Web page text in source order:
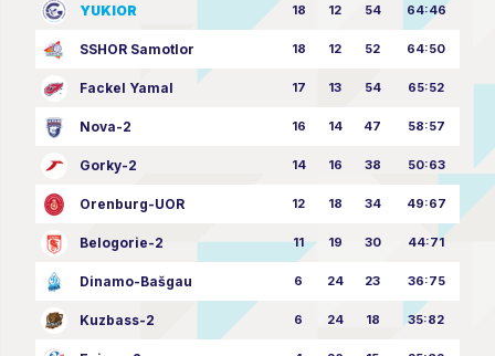
YUKIOR 18 12 54 64:46
SSHOR Samotlor 18 12 52 64:50
Fackel Yamal 17 13 54 65:52
Nova-2 16 14 47 58:57
Gorky-2 14 16 38 50:63
Orenburg-UOR 12 18 34 49:67
Belogorie-2 11 19 30 44:71
Dinamo-Bašgau 6 24 23 36:75
Kuzbass-2 6 24 18 35:82